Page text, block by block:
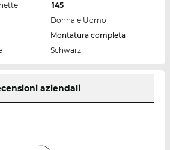
145
Donna e Uomo
Montatura completa
Schwarz
aziendali